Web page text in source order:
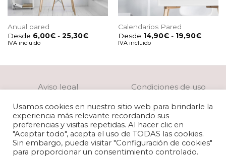
Anual pared
Desde 6,00€ - 25,30€Rango
hasta
IVA incluido
Calendarios Pared
Desde 14,90€ - 19,90€Rango
hasta
IVA incluido
Aviso legal Condiciones de uso
Política de privacidad Política de cookies
Preparación de archivos
Usamos cookies en nuestro sitio web para brindarle la
experiencia más relevante recordando sus
preferencias y visitas repetidas. Al hacer clic en
"Aceptar todo", acepta el uso de TODAS las cookies.
Sin embargo, puede visitar "Configuración de cookies"
para proporcionar un consentimiento controlado.